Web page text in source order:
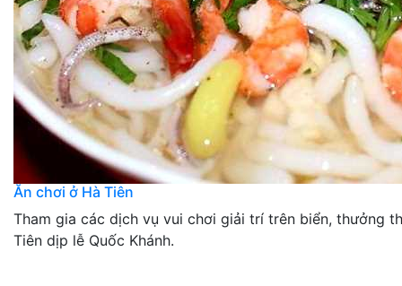
Ăn chơi ở Hà Tiên
Tham gia các dịch vụ vui chơi giải trí trên biển, thưởng
Tiên dịp lễ Quốc Khánh.